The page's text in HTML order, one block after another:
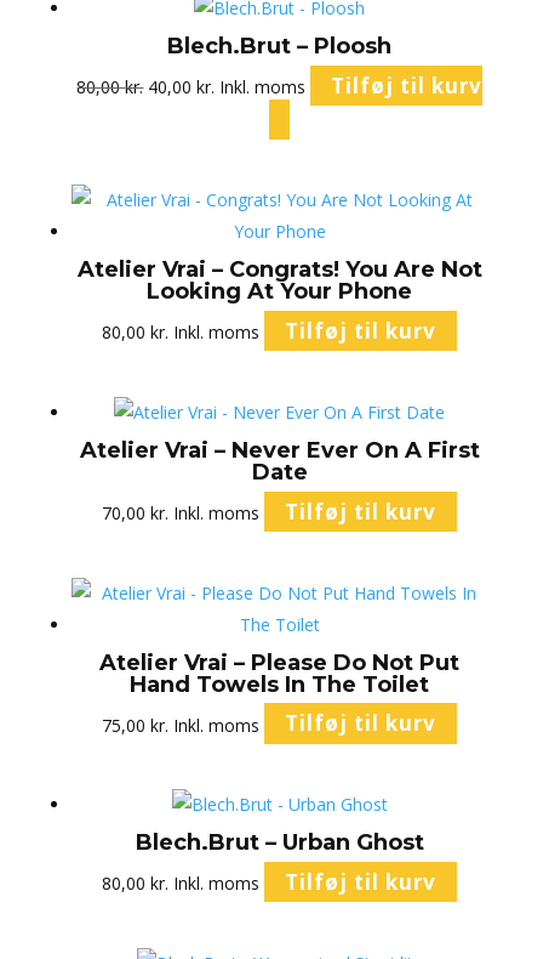
80,00 kr..40,00 kr..
Blech.Brut – Ploosh
80,00kr. Den
80,00 kr..
40,00kr. Den
40,00 kr..
Inkl. moms Tilføj til kurv
Atelier Vrai – Congrats! You Are Not
Looking At Your Phone
80,00kr. Inkl. moms Tilføj til kurv
Atelier Vrai – Never Ever On A First
Date
70,00kr. Inkl. moms Tilføj til kurv
Atelier Vrai – Please Do Not Put
Hand Towels In The Toilet
75,00kr. Inkl. moms Tilføj til kurv
Blech.Brut – Urban Ghost
80,00kr. Inkl. moms Tilføj til kurv